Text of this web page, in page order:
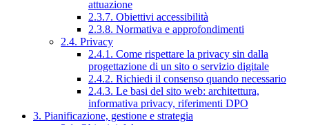
attuazione
2.3.7. Obiettivi accessibilità
2.3.8. Normativa e approfondimenti
2.4. Privacy
2.4.1. Come rispettare la privacy sin dalla
progettazione di un sito o servizio digitale
2.4.2. Richiedi il consenso quando necessario
2.4.3. Le basi del sito web: architettura,
informativa privacy, riferimenti DPO
3. Pianificazione, gestione e strategia